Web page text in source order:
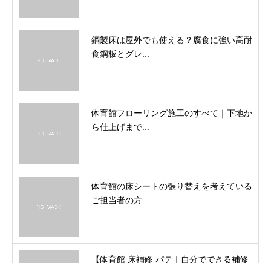
鋼製床は屋外でも使える？腐食に強い高耐
食鋼板とグレ...
体育館フローリング施工のすべて｜下地か
ら仕上げまで...
体育館の床シートの張り替えを考えている
ご担当者の方...
【体育館 床補修 パテ｜自分でできる補修